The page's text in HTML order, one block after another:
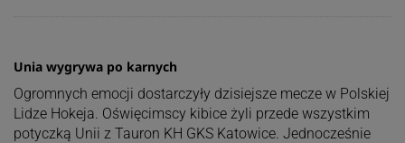
Unia wygrywa po karnych
Ogromnych emocji dostarczyły dzisiejsze mecze w Polskiej
Lidze Hokeja. Oświęcimscy kibice żyli przede wszystkim
potyczką Unii z Tauron KH GKS Katowice. Jednocześnie